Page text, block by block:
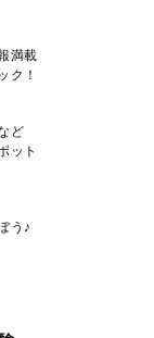
満載
ク！
ど
ット
う♪